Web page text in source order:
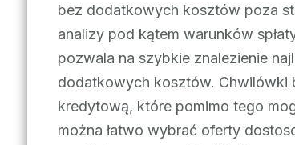
bez dodatkowych kosztów poza
analizy pod kątem warunków
pozwala na szybkie znalezienie
dodatkowych kosztów. Chwilówki
kredytową, które pomimo tego
można łatwo wybrać oferty